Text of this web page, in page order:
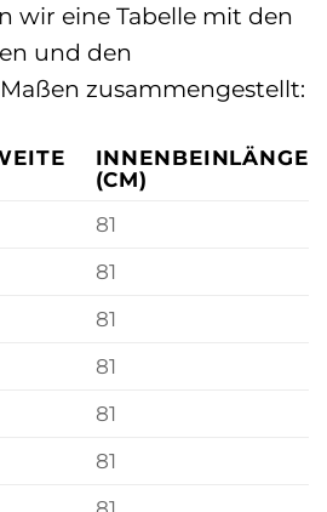
wir eine Tabelle mit den
und den
zusammengestellt:
INNENBEINLÄNGE
(CM)
81
81
81
81
81
81